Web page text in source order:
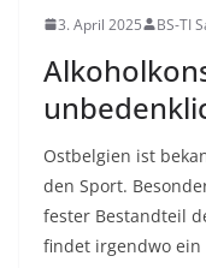
3. April 2025 BS-TI
Ostbelgien ist
den Sport.
fester Bestandteil
findet irgendwo ein